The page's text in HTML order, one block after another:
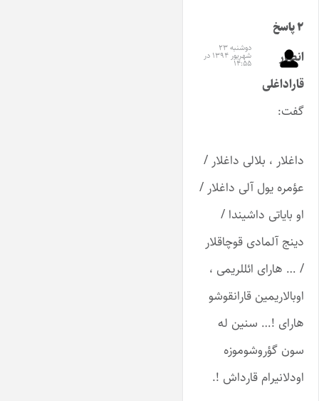
۲ پاسخ
انصار
قاراداغلی
گفت:
دوشنبه ۲۳
شهریور ۱۳۹۴ در
۱۴:۵۵
داغلار ، بلالی داغلار /
عؤمره یول آلی داغلار /
او بایاتی داشیندا /
دینج آلمادی قوچاقلار
/ … هارای ائللریمی ،
اوبالاریمین قارانقوشو
هارای !… سنین له
سون گؤروشوموزه
اودلانیرام قارداش !.